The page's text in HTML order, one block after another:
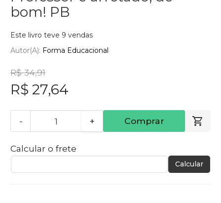
bom! PB
Este livro teve 9 vendas
Autor(a): Forma Educacional
R$ 34,91
R$ 27,64
- + Comprar
Calcular o frete
Calcular